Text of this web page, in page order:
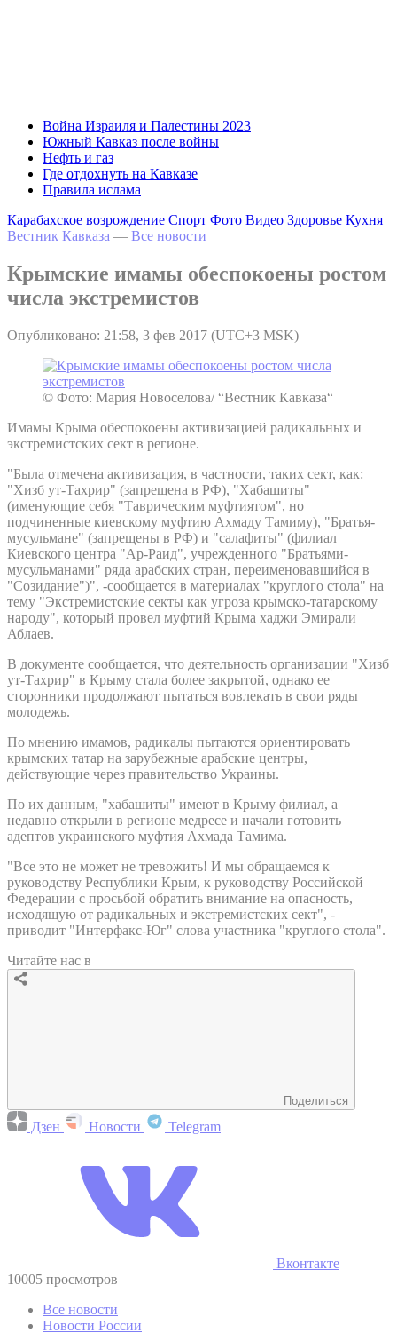
Война Израиля и Палестины 2023
Южный Кавказ после войны
Нефть и газ
Где отдохнуть на Кавказе
Правила ислама
Карабахское возрождение Спорт Фото Видео Здоровье Кухня
Вестник Кавказа — Все новости
Крымские имамы обеспокоены ростом
числа экстремистов
Опубликовано: 21:58, 3 фев 2017 (UTC+3 MSK)
© Фото: Мария Новоселова/ “Вестник Кавказа“
Имамы Крыма обеспокоены активизацией радикальных и
экстремистских сект в регионе.
"Была отмечена активизация, в частности, таких сект, как:
"Хизб ут-Тахрир" (запрещена в РФ), "Хабашиты"
(именующие себя "Таврическим муфтиятом", но
подчиненные киевскому муфтию Ахмаду Тамиму), "Братья-
мусульмане" (запрещены в РФ) и "салафиты" (филиал
Киевского центра "Ар-Раид", учрежденного "Братьями-
мусульманами" ряда арабских стран, переименовавшийся в
"Созидание")", -сообщается в материалах "круглого стола" на
тему "Экстремистские секты как угроза крымско-татарскому
народу", который провел муфтий Крыма хаджи Эмирали
Аблаев.
В документе сообщается, что деятельность организации "Хизб
ут-Тахрир" в Крыму стала более закрытой, однако ее
сторонники продолжают пытаться вовлекать в свои ряды
молодежь.
По мнению имамов, радикалы пытаются ориентировать
крымских татар на зарубежные арабские центры,
действующие через правительство Украины.
По их данным, "хабашиты" имеют в Крыму филиал, а
недавно открыли в регионе медресе и начали готовить
адептов украинского муфтия Ахмада Тамима.
"Все это не может не тревожить! И мы обращаемся к
руководству Республики Крым, к руководству Российской
Федерации с просьбой обратить внимание на опасность,
исходящую от радикальных и экстремистских сект", -
приводит "Интерфакс-Юг" слова участника "круглого стола".
Читайте нас в
Поделиться
Дзен Новости Telegram
Вконтакте
10005 просмотров
Все новости
Новости России